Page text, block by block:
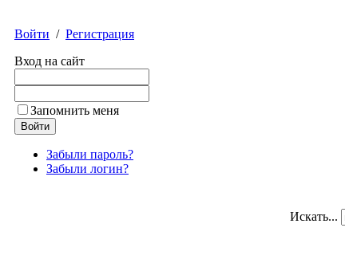
Войти / Регистрация
Вход на сайт
Запомнить меня
Забыли пароль?
Забыли логин?
Искать...